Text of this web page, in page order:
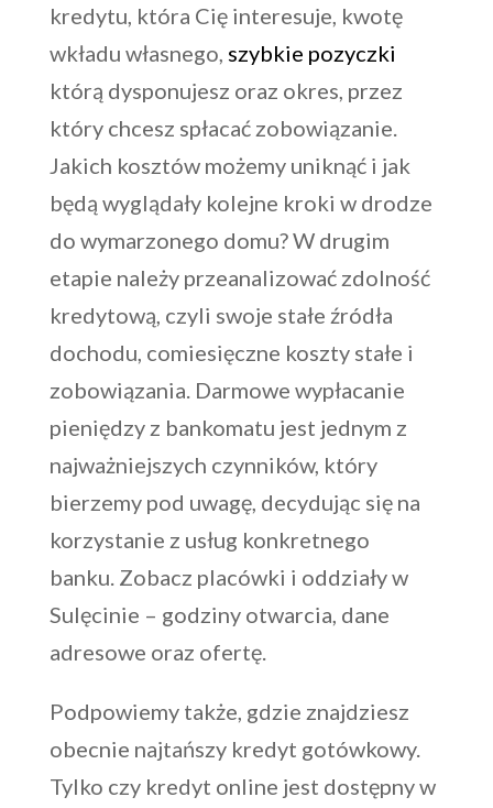
kredytu, która Cię interesuje, kwotę
wkładu własnego, szybkie pozyczki
którą dysponujesz oraz okres, przez
który chcesz spłacać zobowiązanie.
Jakich kosztów możemy uniknąć i jak
będą wyglądały kolejne kroki w drodze
do wymarzonego domu? W drugim
etapie należy przeanalizować zdolność
kredytową, czyli swoje stałe źródła
dochodu, comiesięczne koszty stałe i
zobowiązania. Darmowe wypłacanie
pieniędzy z bankomatu jest jednym z
najważniejszych czynników, który
bierzemy pod uwagę, decydując się na
korzystanie z usług konkretnego
banku. Zobacz placówki i oddziały w
Sulęcinie – godziny otwarcia, dane
adresowe oraz ofertę.
Podpowiemy także, gdzie znajdziesz
obecnie najtańszy kredyt gotówkowy.
Tylko czy kredyt online jest dostępny w